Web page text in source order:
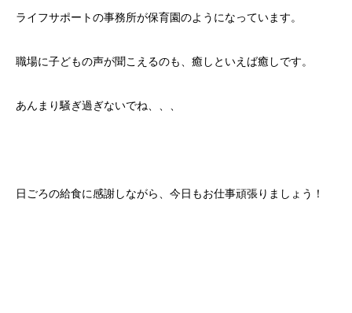
ライフサポートの事務所が保育園のようになっています。
職場に子どもの声が聞こえるのも、癒しといえば癒しです。
あんまり騒ぎ過ぎないでね、、、
日ごろの給食に感謝しながら、今日もお仕事頑張りましょう！